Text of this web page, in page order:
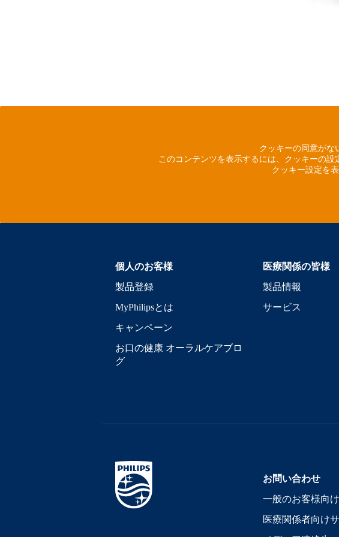
クッキーの同意がな
このコンテンツを表示するには、クッキーの
クッキー設定を
個人のお客様
製品登録
MyPhilipsとは
キャンペーン
お口の健康 オーラルケアブロ
グ
医療関係の皆様
製品情報
サービス
お問い合わせ
一般のお客様向
医療関係者向け